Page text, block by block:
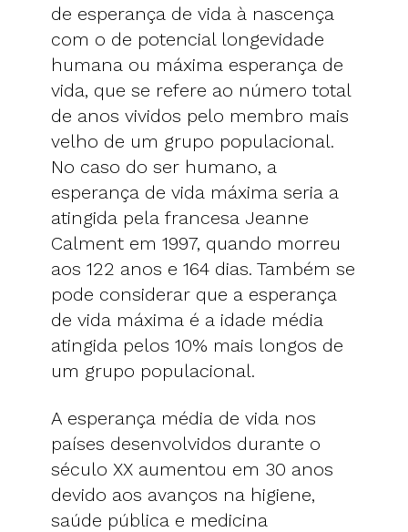
de esperança de vida à nascença
com o de potencial longevidade
humana ou máxima esperança de
vida, que se refere ao número total
de anos vividos pelo membro mais
velho de um grupo populacional.
No caso do ser humano, a
esperança de vida máxima seria a
atingida pela francesa Jeanne
Calment em 1997, quando morreu
aos 122 anos e 164 dias. Também se
pode considerar que a esperança
de vida máxima é a idade média
atingida pelos 10% mais longos de
um grupo populacional.
A esperança média de vida nos
países desenvolvidos durante o
século XX aumentou em 30 anos
devido aos avanços na higiene,
saúde pública e medicina